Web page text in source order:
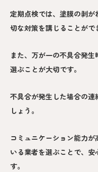
定期点検では、塗膜の剥
切な対策を講じることがで
また、万が一の不具合発
選ぶことが大切です。
不具合が発生した場合の
しょう。
コミュニケーション能力
いる業者を選ぶことで、
す。